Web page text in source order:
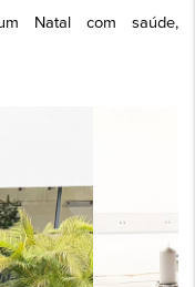
Natal com saúde,